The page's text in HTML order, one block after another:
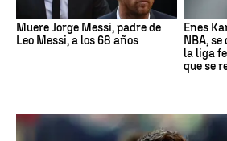
Muere Jorge Messi, padre de
Leo Messi, a los 68 años
Enes
NBA,
la liga
que se